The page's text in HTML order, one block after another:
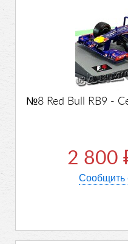
№8 Red Bull RB9 -
2 800
Сообщить